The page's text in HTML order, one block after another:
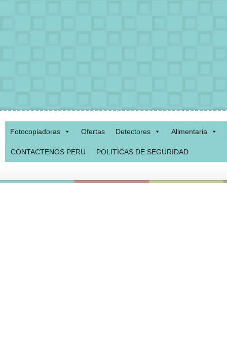
Fotocopiadoras Ofertas Detectores Alimentaria
CONTACTENOS PERU POLITICAS DE SEGURIDAD